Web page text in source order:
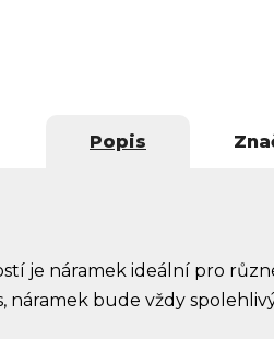
Popis
je náramek ideální pro
náramek bude vždy